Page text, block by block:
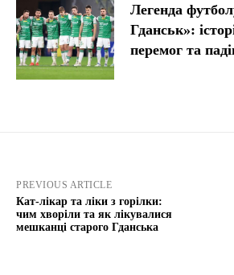
Легенда
Гданськ»:
перемог та
PREVIOUS ARTICLE
Кат-лікар та ліки з горілки:
чим хворіли та як лікувалися
мешканці старого Гданська